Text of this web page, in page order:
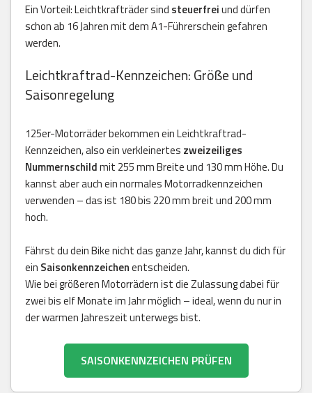
Ein Vorteil: Leichtkrafträder sind steuerfreiund dürfen
schon ab 16 Jahren mit dem A1-Führerschein gefahren
werden.
Leichtkraftrad-Kennzeichen: Größe und
Saisonregelung
125er-Motorräder bekommen ein Leichtkraftrad-
Kennzeichen, also ein verkleinertes zweizeiliges
Nummernschildmit 255 mm Breite und 130 mm Höhe. Du
kannst aber auch ein normales Motorradkennzeichen
verwenden – das ist 180 bis 220 mm breit und 200 mm
hoch.
Fährst du dein Bike nicht das ganze Jahr, kannst du dich für
ein Saisonkennzeichenentscheiden.
Wie bei größeren Motorrädern ist die Zulassung dabei für
zwei bis elf Monate im Jahr möglich – ideal, wenn du nur in
der warmen Jahreszeit unterwegs bist.
SAISONKENNZEICHEN PRÜFEN